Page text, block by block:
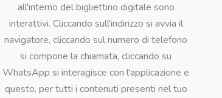
all'interno del bigliettino digitale sono
interattivi. Cliccando sull'indirizzo si avvia il
navigatore, cliccando sul numero di telefono
si compone la chiamata, cliccando su
WhatsApp si interagisce con l'applicazione e
questo, per tutti i contenuti presenti nel tuo